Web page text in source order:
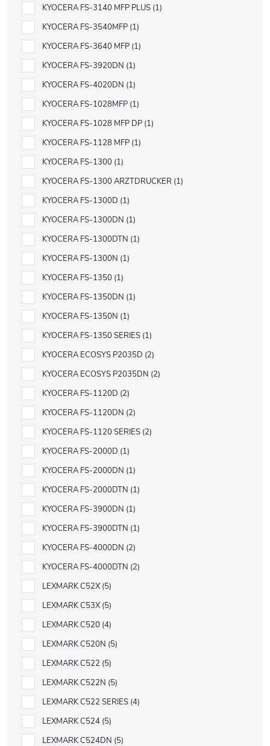
KYOCERA FS-3140 MFP PLUS 1
KYOCERA FS-3540MFP 1
KYOCERA FS-3640 MFP 1
KYOCERA FS-3920DN 1
KYOCERA FS-4020DN 1
KYOCERA FS-1028MFP 1
KYOCERA FS-1028 MFP DP 1
KYOCERA FS-1128 MFP 1
KYOCERA FS-1300 1
KYOCERA FS-1300 ARZTDRUCKER 1
KYOCERA FS-1300D 1
KYOCERA FS-1300DN 1
KYOCERA FS-1300DTN 1
KYOCERA FS-1300N 1
KYOCERA FS-1350 1
KYOCERA FS-1350DN 1
KYOCERA FS-1350N 1
KYOCERA FS-1350 SERIES 1
KYOCERA ECOSYS P2035D 2
KYOCERA ECOSYS P2035DN 2
KYOCERA FS-1120D 2
KYOCERA FS-1120DN 2
KYOCERA FS-1120 SERIES 2
KYOCERA FS-2000D 1
KYOCERA FS-2000DN 1
KYOCERA FS-2000DTN 1
KYOCERA FS-3900DN 1
KYOCERA FS-3900DTN 1
KYOCERA FS-4000DN 2
KYOCERA FS-4000DTN 2
LEXMARK C52X 5
LEXMARK C53X 5
LEXMARK C520 4
LEXMARK C520N 5
LEXMARK C522 5
LEXMARK C522N 5
LEXMARK C522 SERIES 4
LEXMARK C524 5
LEXMARK C524DN 5